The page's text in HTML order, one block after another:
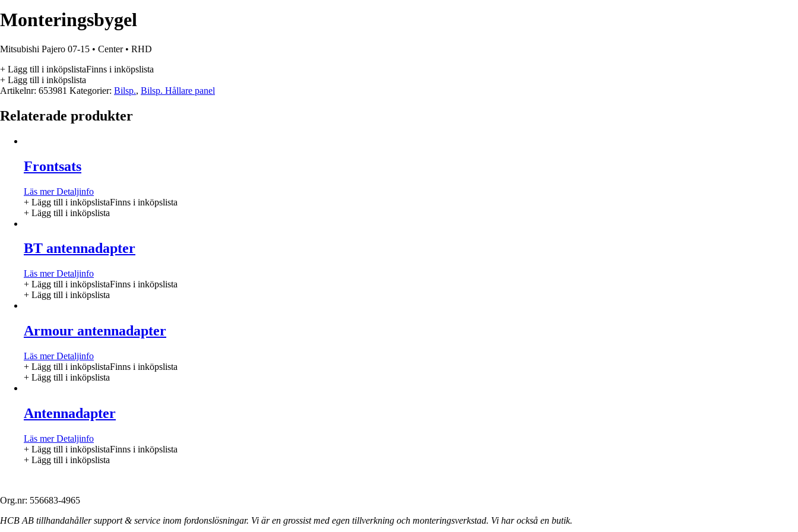
Monteringsbygel
Mitsubishi Pajero 07-15 • Center • RHD
+ Lägg till i inköpslistaFinns i inköpslista
+ Lägg till i inköpslista
Artikelnr: 653981 Kategorier: Bilsp., Bilsp. Hållare panel
Relaterade produkter
Frontsats
Läs merDetaljinfo
+ Lägg till i inköpslistaFinns i inköpslista
+ Lägg till i inköpslista
BT antennadapter
Läs merDetaljinfo
+ Lägg till i inköpslistaFinns i inköpslista
+ Lägg till i inköpslista
Armour antennadapter
Läs merDetaljinfo
+ Lägg till i inköpslistaFinns i inköpslista
+ Lägg till i inköpslista
Antennadapter
Läs merDetaljinfo
+ Lägg till i inköpslistaFinns i inköpslista
+ Lägg till i inköpslista
Org.nr: 556683-4965
HCB AB tillhandahåller support & service inom fordonslösningar. Vi är en grossist med egen tillverkning och monteringsverkstad. Vi har också en butik.